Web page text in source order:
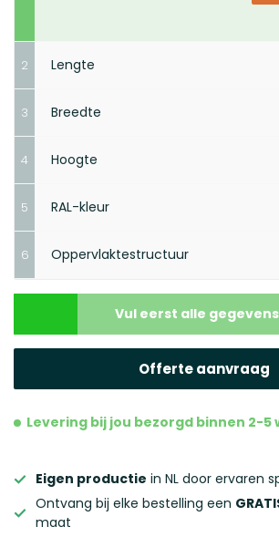
2 Lengte
3 Breedte
4 Hoogte
Volgende stap
5 RAL-kleur
Maak je keuze
6 Oppervlaktestructuur
Vul eerst alle
Offerte aanvraag
Levering bij jou bezorgd binnen 2-5
Eigen productie in NL door ervaren
Ontvang bij elke bestelling een
maat